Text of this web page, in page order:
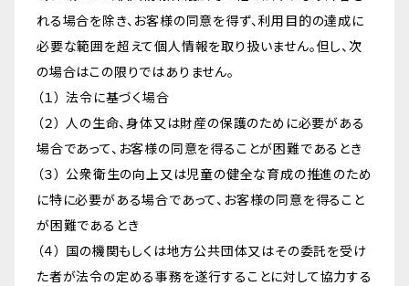
れる場合を除き、お客様の同意を得ず、利用目的の達成に
必要な範囲を超えて個人情報を取り扱いません。但し、次
の場合はこの限りではありません。
（１） 法令に基づく場合
（２） 人の生命、身体又は財産の保護のために必要がある
場合であって、お客様の同意を得ることが困難であるとき
（３） 公衆衛生の向上又は児童の健全な育成の推進のため
に特に必要がある場合であって、お客様の同意を得ること
が困難であるとき
（４） 国の機関もしくは地方公共団体又はその委託を受け
た者が法令の定める事務を遂行することに対して協力する